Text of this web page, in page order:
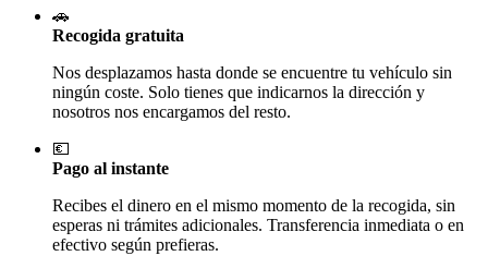
🚗
Recogida gratuita
Nos desplazamos hasta donde se encuentre tu vehículo sin
ningún coste. Solo tienes que indicarnos la dirección y
nosotros nos encargamos del resto.
💶
Pago al instante
Recibes el dinero en el mismo momento de la recogida, sin
esperas ni trámites adicionales. Transferencia inmediata o en
efectivo según prefieras.